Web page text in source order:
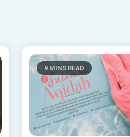
9 MINS READ